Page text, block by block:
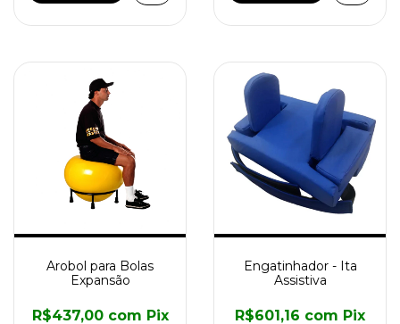
Arobol para Bolas
Expansão
R$437,00 com Pix
Engatinhador - Ita
Assistiva
R$601,16 com Pix